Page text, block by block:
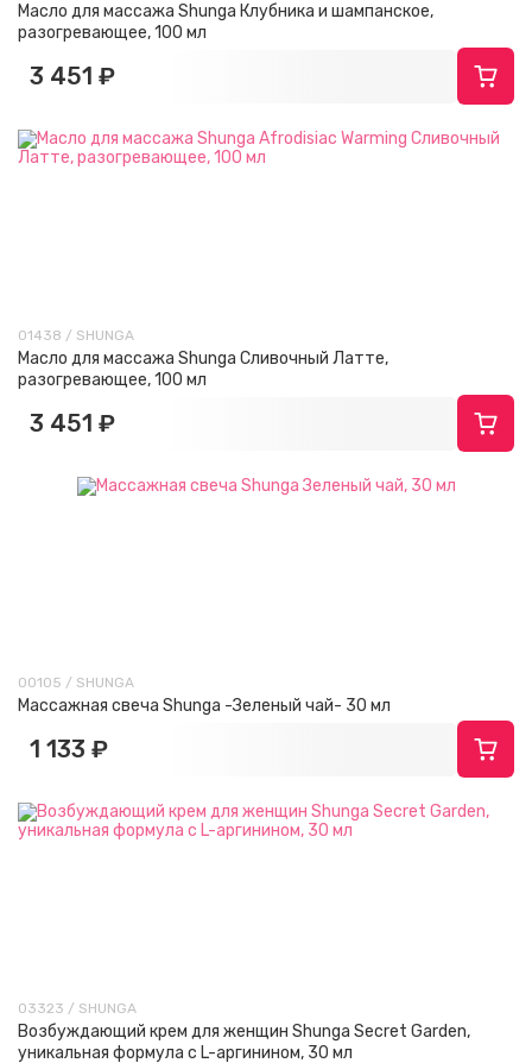
Масло для массажа Shunga Клубника и шампанское,
разогревающее, 100 мл
3 451 ₽
01438 / SHUNGA
Масло для массажа Shunga Сливочный Латте,
разогревающее, 100 мл
3 451 ₽
00105 / SHUNGA
Массажная свеча Shunga -Зеленый чай- 30 мл
1 133 ₽
03323 / SHUNGA
Возбуждающий крем для женщин Shunga Secret Garden,
уникальная формула с L-аргинином, 30 мл